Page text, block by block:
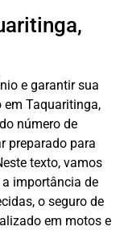
e garantir sua
em Taquaritinga,
número de
preparado para
texto, vamos
importância de
o seguro de
em motos e